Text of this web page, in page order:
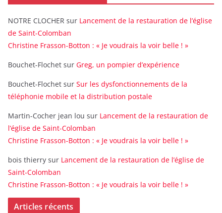
NOTRE CLOCHER sur Lancement de la restauration de l’église
de Saint-Colomban
Christine Frasson-Botton : « Je voudrais la voir belle ! »
Bouchet-Flochet sur Greg, un pompier d’expérience
Bouchet-Flochet sur Sur les dysfonctionnements de la
téléphonie mobile et la distribution postale
Martin-Cocher jean lou sur Lancement de la restauration de
l’église de Saint-Colomban
Christine Frasson-Botton : « Je voudrais la voir belle ! »
bois thierry sur Lancement de la restauration de l’église de
Saint-Colomban
Christine Frasson-Botton : « Je voudrais la voir belle ! »
Articles récents